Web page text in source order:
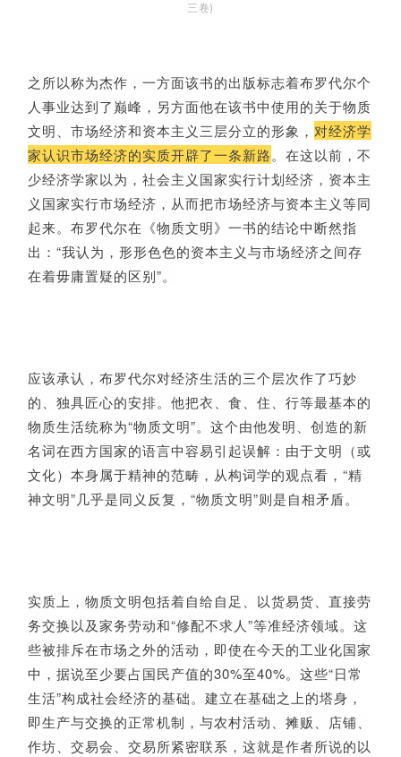
三卷)
之所以称为杰作，一方面该书的出版标志着布罗代尔个
人事业达到了巅峰，另方面他在该书中使用的关于物质
文明、市场经济和资本主义三层分立的形象， 对经济学
家认识市场经济的实质开辟了一条新路。在这以前，不
少经济学家以为，社会主义国家实行计划经济，资本主
义国家实行市场经济，从而把市场经济与资本主义等同
起来。布罗代尔在《物质文明》一书的结论中断然指
出：“我认为，形形色色的资本主义与市场经济之间存
在着毋庸置疑的区别”。
应该承认，布罗代尔对经济生活的三个层次作了巧妙
的、独具匠心的安排。他把衣、食、住、行等最基本的
物质生活统称为“物质文明”。这个由他发明、创造的新
名词在西方国家的语言中容易引起误解：由于文明（或
文化）本身属于精神的范畴，从构词学的观点看，“精
神文明”几乎是同义反复，“物质文明”则是自相矛盾。
实质上，物质文明包括着自给自足、以货易货、直接劳
务交换以及家务劳动和“修配不求人”等准经济领域。这
些被排斥在市场之外的活动，即使在今天的工业化国家
中，据说至少要占国民产值的30%至40%。这些“日常
生活”构成社会经济的基础。建立在基础之上的塔身，
即生产与交换的正常机制，与农村活动、摊贩、店铺、
作坊、交易会、交易所紧密联系，这就是作者所说的以